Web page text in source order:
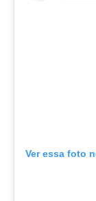
Ver essa foto